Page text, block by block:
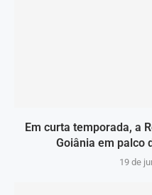
Em curta temporada, a
Goiânia em palco
19 de